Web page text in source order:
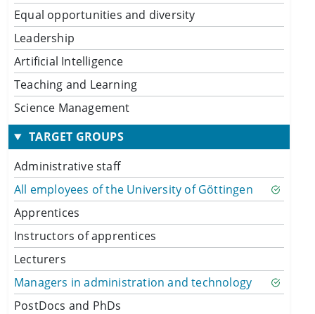
Equal opportunities and diversity
Leadership
Artificial Intelligence
Teaching and Learning
Science Management
TARGET GROUPS
Administrative staff
All employees of the University of Göttingen
Apprentices
Instructors of apprentices
Lecturers
Managers in administration and technology
PostDocs and PhDs